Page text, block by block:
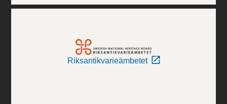
Riksantikvarieämbetet